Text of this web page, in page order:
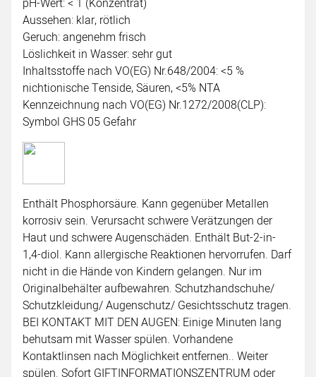
pH-Wert: < 1 (Konzentrat)
Aussehen: klar, rötlich
Geruch: angenehm frisch
Löslichkeit in Wasser: sehr gut
Inhaltsstoffe nach VO(EG) Nr.648/2004: <5 %
nichtionische Tenside, Säuren, <5% NTA
Kennzeichnung nach VO(EG) Nr.1272/2008(CLP):
Symbol GHS 05 Gefahr
Enthält Phosphorsäure. Kann gegenüber Metallen
korrosiv sein. Verursacht schwere Verätzungen der
Haut und schwere Augenschäden. Enthält But-2-in-
1,4-diol. Kann allergische Reaktionen hervorrufen. Darf
nicht in die Hände von Kindern gelangen. Nur im
Originalbehälter aufbewahren. Schutzhandschuhe/
Schutzkleidung/ Augenschutz/ Gesichtsschutz tragen.
BEI KONTAKT MIT DEN AUGEN: Einige Minuten lang
behutsam mit Wasser spülen. Vorhandene
Kontaktlinsen nach Möglichkeit entfernen.. Weiter
spülen. Sofort GIFTINFORMATIONSZENTRUM oder